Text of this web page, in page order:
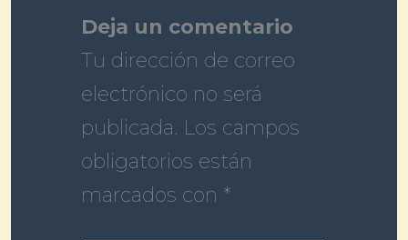
Deja un comentario
Tu dirección de correo
electrónico no será
publicada. Los campos
obligatorios están
marcados con *